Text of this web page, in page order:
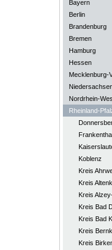
Bayern
Berlin
Brandenburg
Bremen
Hamburg
Hessen
Mecklenburg-
Nordrhein-
Rheinland-
Koblenz
Kreis
Kreis
Kreis
Kreis Bad
Kreis Bad
Kreis
Kreis